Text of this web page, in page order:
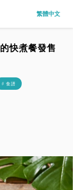
繁體中文
快煮餐發售
# 食譜